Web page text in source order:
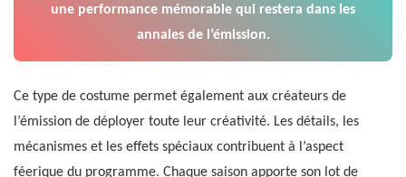
une performance mémorable qui restera dans les
annales de l’émission.
Ce type de costume permet également aux créateurs de
l’émission de déployer toute leur créativité. Les détails, les
mécanismes et les effets spéciaux contribuent à l’aspect
féerique du programme. Chaque saison apporte son lot de